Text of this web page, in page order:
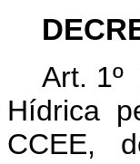
Art. 1º
Hídrica
CCEE,